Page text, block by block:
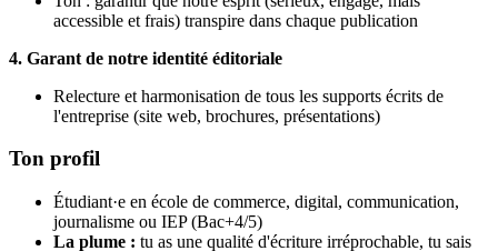
accessible et frais) transpire dans chaque publication
4. Garant de notre identité éditoriale
Relecture et harmonisation de tous les supports écrits de
l'entreprise (site web, brochures, présentations)
Ton profil
Étudiant·e en école de commerce, digital, communication,
journalisme ou IEP (Bac+4/5)
La plume : tu as une qualité d'écriture irréprochable, tu sais